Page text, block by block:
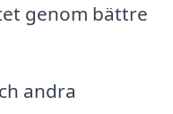
genom bättre
andra